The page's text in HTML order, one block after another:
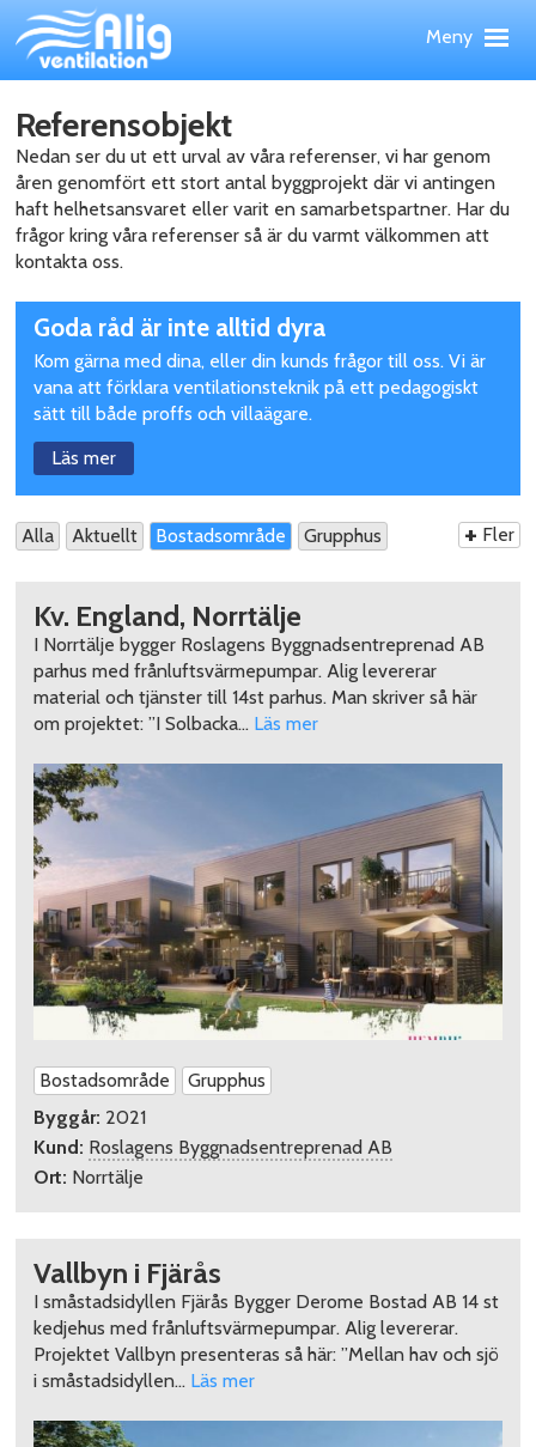
Hoppa
till
huvudinnehållet
Meny
TJÄNSTER
REFERENSOBJEKT
WEBBSHOP
KONTAKT
Referensobjekt
Nedan ser du ut ett urval av våra referenser, vi har genom
åren genomfört ett stort antal byggprojekt där vi antingen
haft helhetsansvaret eller varit en samarbetspartner. Har du
frågor kring våra referenser så är du varmt välkommen att
kontakta oss.
Upptäck
mer
Goda råd är inte alltid dyra
Kom gärna med dina, eller din kunds frågor till oss. Vi är
vana att förklara ventilationsteknik på ett pedagogiskt
sätt till både proffs och villaägare.
Läs mer
Alla Aktuellt Bostadsområde
Grupphus
Skolor
+ Fler
Kv. England, Norrtälje
I Norrtälje bygger Roslagens Byggnadsentreprenad AB
parhus med frånluftsvärmepumpar. Alig levererar
material och tjänster till 14st parhus. Man skriver så här
om projektet: ”I Solbacka… Läs mer
Bostadsområde
Grupphus
Byggår: 2021
Kund: Roslagens Byggnadsentreprenad AB
Ort: Norrtälje
Vallbyn i Fjärås
I småstadsidyllen Fjärås Bygger Derome Bostad AB 14 st
kedjehus med frånluftsvärmepumpar. Alig levererar.
Projektet Vallbyn presenteras så här: ”Mellan hav och sjö
i småstadsidyllen… Läs mer